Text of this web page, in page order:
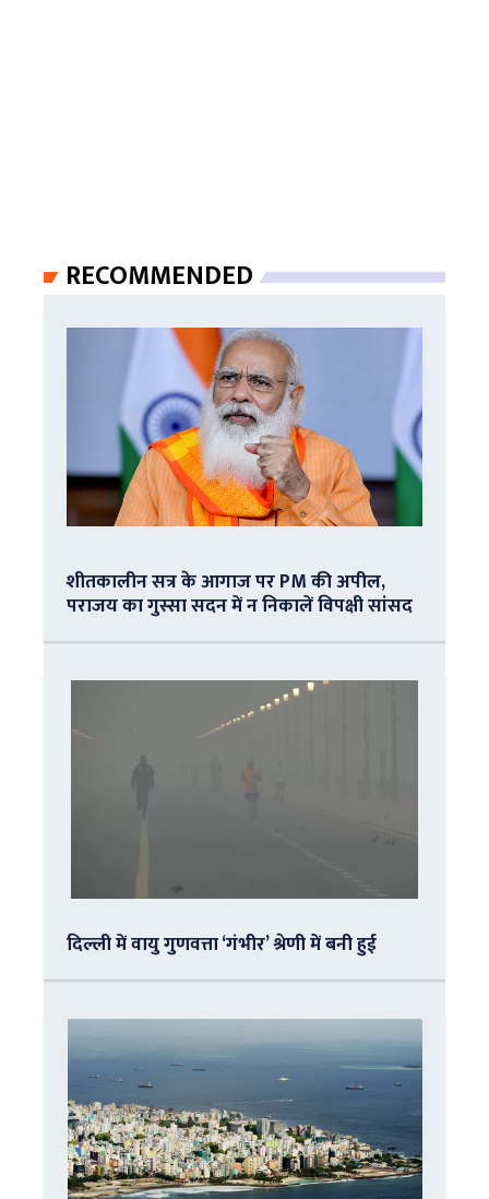
RECOMMENDED
शीतकालीन सत्र के आगाज पर PM की अपील,
पराजय का गुस्सा सदन में न निकालें विपक्षी सांसद
दिल्ली में वायु गुणवत्ता ‘गंभीर’ श्रेणी में बनी हुई